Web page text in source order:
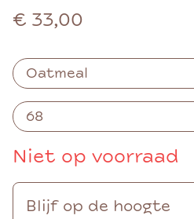
€ 33,00
Niet op voorraad
Blijf op de hoogte